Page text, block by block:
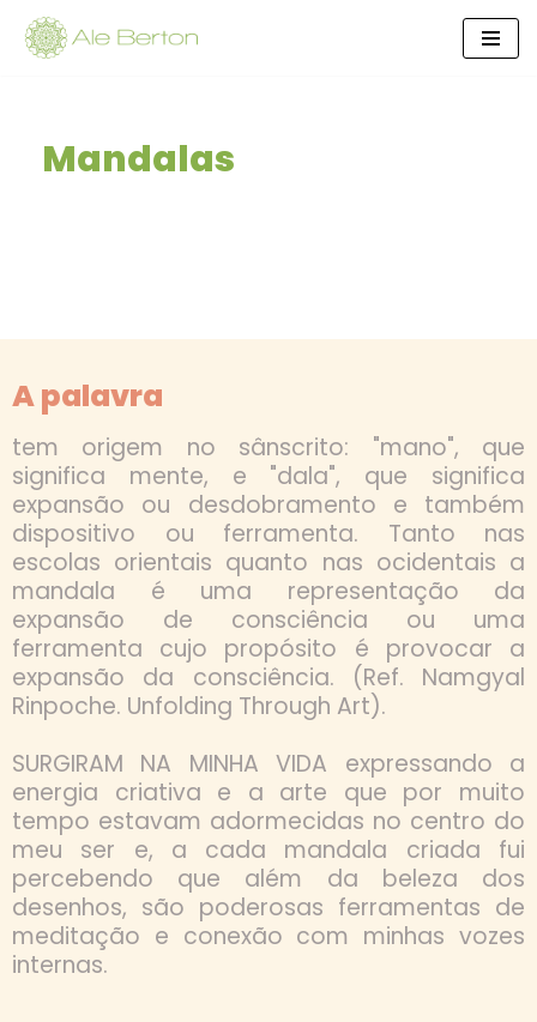
Skip
Mandalas
A palavra
tem origem no sânscrito: "mano", que
significa mente, e "dala", que significa
expansão ou desdobramento e também
dispositivo ou ferramenta. Tanto nas
escolas orientais quanto nas ocidentais a
mandala é uma representação da
expansão de consciência ou uma
ferramenta cujo propósito é provocar a
expansão da consciência. (Ref. Namgyal
Rinpoche. Unfolding Through Art).
SURGIRAM NA MINHA VIDA expressando a
energia criativa e a arte que por muito
tempo estavam adormecidas no centro do
meu ser e, a cada mandala criada fui
percebendo que além da beleza dos
desenhos, são poderosas ferramentas de
meditação e conexão com minhas vozes
internas.